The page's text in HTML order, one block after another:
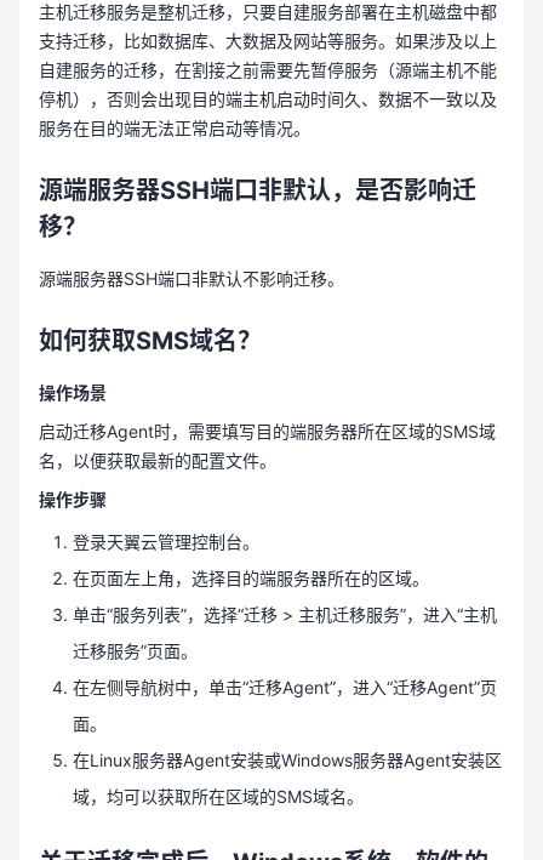
主机迁移服务是整机迁移，只要自建服务部署在主机磁盘中都
支持迁移，比如数据库、大数据及网站等服务。如果涉及以上
自建服务的迁移，在割接之前需要先暂停服务（源端主机不能
停机），否则会出现目的端主机启动时间久、数据不一致以及
服务在目的端无法正常启动等情况。
源端服务器SSH端口非默认，是否影响迁
移？
源端服务器SSH端口非默认不影响迁移。
如何获取SMS域名？
操作场景
启动迁移Agent时，需要填写目的端服务器所在区域的SMS域
名，以便获取最新的配置文件。
操作步骤
登录天翼云管理控制台。
在页面左上角，选择目的端服务器所在的区域。
单击“服务列表”，选择“迁移 > 主机迁移服务”，进入“主机
迁移服务”页面。
在左侧导航树中，单击“迁移Agent”，进入“迁移Agent”页
面。
在Linux服务器Agent安装或Windows服务器Agent安装区
域，均可以获取所在区域的SMS域名。